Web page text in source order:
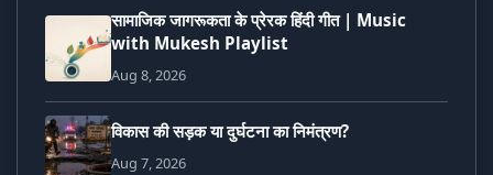
सामाजिक जागरूकता के प्रेरक हिंदी गीत | Music
with Mukesh Playlist
Aug 8, 2026
विकास की सड़क या दुर्घटना का निमंत्रण?
Aug 7, 2026